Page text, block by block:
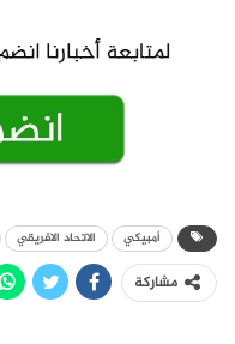
أمبيكي الاتحاد الافريقي
مشاركة